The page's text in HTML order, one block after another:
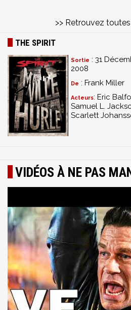
>> Retrouvez
THE SPIRIT
Sortie : 31
2008
De : Frank Miller
Acteurs: Eric
Samuel L.
Scarlett
VIDÉOS À NE PAS